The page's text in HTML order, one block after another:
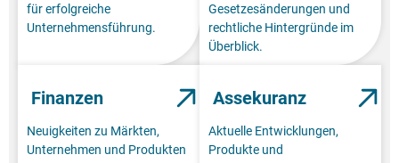
für erfolgreiche
Unternehmensführung.
Gesetzesänderungen und
rechtliche Hintergründe im
Überblick.
Finanzen
Neuigkeiten zu Märkten,
Unternehmen und Produkten
Assekuranz
Aktuelle Entwicklungen,
Produkte und